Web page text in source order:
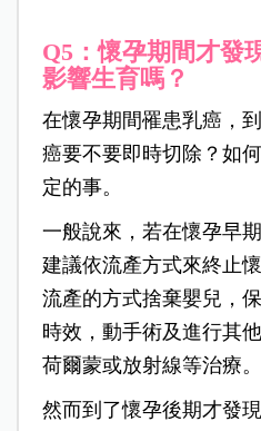
Q5：懷孕期間才發
影響生育嗎？
在懷孕期間罹患乳癌，
癌要不要即時切除？如
定的事。
一般說來，若在懷孕早
建議依流產方式來終止
流產的方式捨棄嬰兒，
時效，動手術及進行其
荷爾蒙或放射線等治療。
然而到了懷孕後期才發